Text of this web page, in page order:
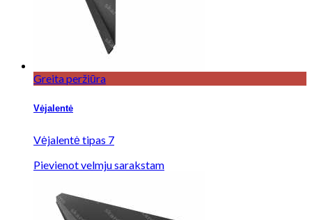
Greita peržiūra
Vėjalentė
Vėjalentė tipas 7
Pievienot velmju sarakstam